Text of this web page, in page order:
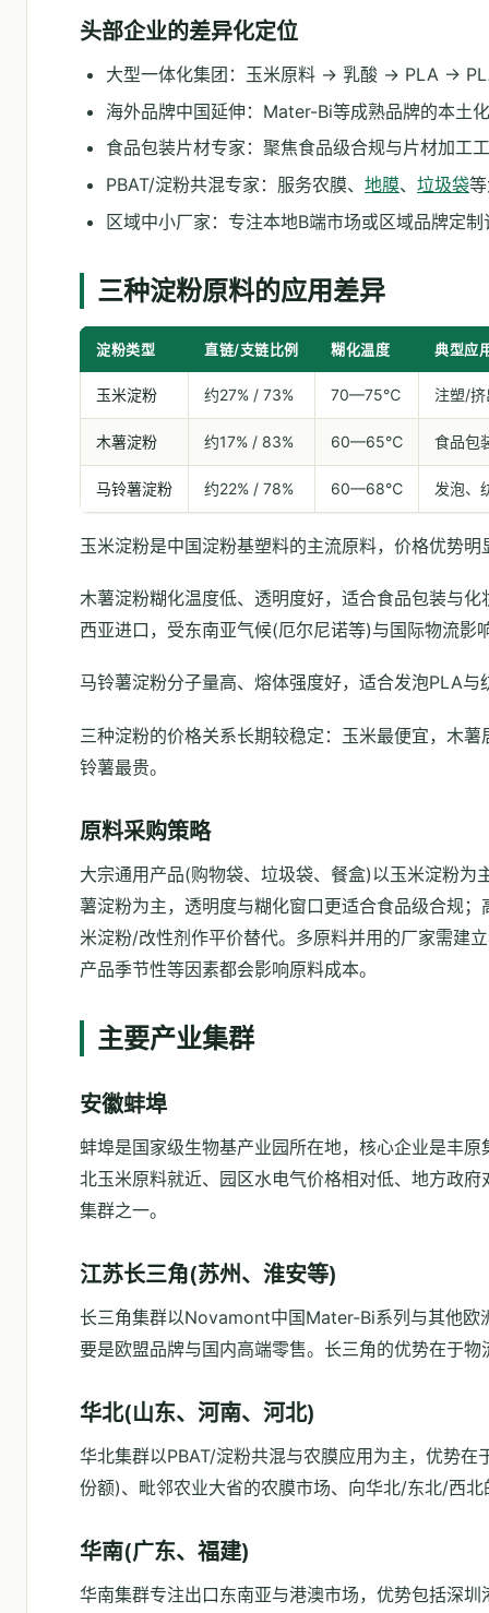
头部企业的差异化定位
大型一体化集团：玉米原料 → 乳酸 → PLA →
海外品牌中国延伸：Mater-Bi等成熟品牌的本土
食品包装片材专家：聚焦食品级合规与片材加工
PBAT/淀粉共混专家：服务农膜、 地膜、 垃圾袋
区域中小厂家：专注本地B端市场或区域品牌定制
三种淀粉原料的应用差异
淀粉类型 直链/支链比例 糊化温度 典型应
玉米淀粉 约27% / 73% 70—75℃ 注塑/
木薯淀粉 约17% / 83% 60—65℃ 食品包
马铃薯淀粉 约22% / 78% 60—68℃ 发泡、
玉米淀粉是中国淀粉基塑料的主流原料，价格优势
木薯淀粉糊化温度低、透明度好，适合食品包装与
西亚进口，受东南亚气候(厄尔尼诺等)与国际物流影
马铃薯淀粉分子量高、熔体强度好，适合发泡PLA
三种淀粉的价格关系长期较稳定：玉米最便宜，木
铃薯最贵。
原料采购策略
大宗通用产品(购物袋、垃圾袋、餐盒)以玉米淀粉
薯淀粉为主，透明度与糊化窗口更适合食品级合规
米淀粉/改性剂作平价替代。多原料并用的厂家需建
产品季节性等因素都会影响原料成本。
主要产业集群
安徽蚌埠
蚌埠是国家级生物基产业园所在地，核心企业是丰
北玉米原料就近、园区水电气价格相对低、地方政
集群之一。
江苏长三角(苏州、淮安等)
长三角集群以Novamont中国Mater-Bi系列与其他欧
要是欧盟品牌与国内高端零售。长三角的优势在于
华北(山东、河南、河北)
华北集群以PBAT/淀粉共混与农膜应用为主，优势
份额)、毗邻农业大省的农膜市场、向华北/东北/西北
华南(广东、福建)
华南集群专注出口东南亚与港澳市场，优势包括深